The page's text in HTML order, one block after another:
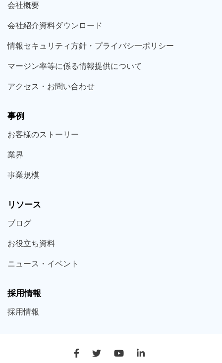
会社概要
会社紹介資料ダウンロード
情報セキュリティ方針・プライバシ一ポリシー
マージン率等に係る情報提供について
アクセス・お問い合わせ
事例
お客様のストーリー
業界
事業規模
リソース
ブログ
お役立ち資料
ニュース・ イベント
採用情報
採用情報